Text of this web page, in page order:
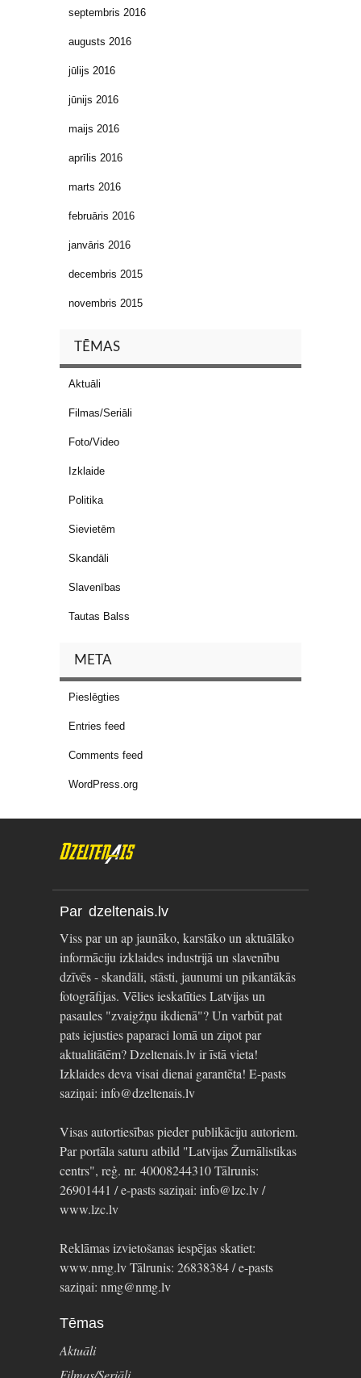
septembris 2016
augusts 2016
jūlijs 2016
jūnijs 2016
maijs 2016
aprīlis 2016
marts 2016
februāris 2016
janvāris 2016
decembris 2015
novembris 2015
TĒMAS
Aktuāli
Filmas/Seriāli
Foto/Video
Izklaide
Politika
Sievietēm
Skandāli
Slavenības
Tautas Balss
META
Pieslēgties
Entries feed
Comments feed
WordPress.org
Par dzeltenais.lv
Viss par un ap jaunāko, karstāko un aktuālāko
informāciju izklaides industrijā un slavenību
dzīvēs - skandāli, stāsti, jaunumi un pikantākās
fotogrāfijas. Vēlies ieskatīties Latvijas un
pasaules "zvaigžņu ikdienā"? Un varbūt pat
pats iejusties paparaci lomā un ziņot par
aktualitātēm? Dzeltenais.lv ir īstā vieta!
Izklaides deva visai dienai garantēta! E-pasts
saziņai: info@dzeltenais.lv
Visas autortiesības pieder publikāciju autoriem.
Par portāla saturu atbild "Latvijas Žurnālistikas
centrs", reģ. nr. 40008244310 Tālrunis:
26901441 / e-pasts saziņai: info@lzc.lv /
www.lzc.lv
Reklāmas izvietošanas iespējas skatiet:
www.nmg.lv Tālrunis: 26838384 / e-pasts
saziņai: nmg@nmg.lv
Tēmas
Aktuāli
Filmas/Seriāli